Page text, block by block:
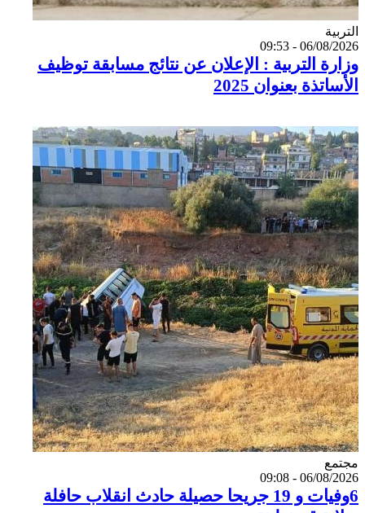
Catégorie
التربية
06/08/2026 - 09:53
وزارة التربية : الإعلان عن نتائج مسابقة توظيف
الأساتذة بعنوان 2025
Catégorie
مجتمع
06/08/2026 - 09:08
6وفيات و 19 جريحا حصيلة حادث انقلاب حافلة